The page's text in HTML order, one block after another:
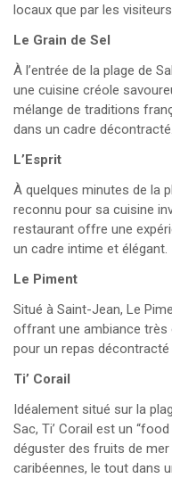
locaux que par les
Le Grain de Sel
À l’entrée de la plage de
une cuisine créole
mélange de traditions
dans un cadre décontracté. ​
L’Esprit
À quelques minutes de la
reconnu pour sa cuisine
restaurant offre une
un cadre intime et élégant. ​
Le Piment
Situé à Saint-Jean, Le
offrant une ambiance très
pour un repas décontracté
Ti’ Corail
Idéalement situé sur la
Sac, Ti’ Corail est un
déguster des fruits de mer
caribéennes, le tout dans